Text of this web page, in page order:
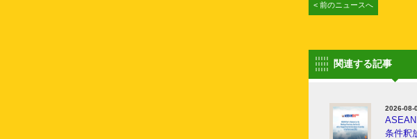
< 前のニュースへ
関連する記事
2026-08-
条件釈